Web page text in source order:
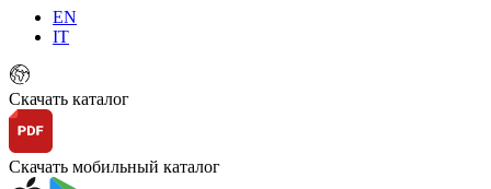
EN
IT
Скачать каталог
Скачать мобильный каталог